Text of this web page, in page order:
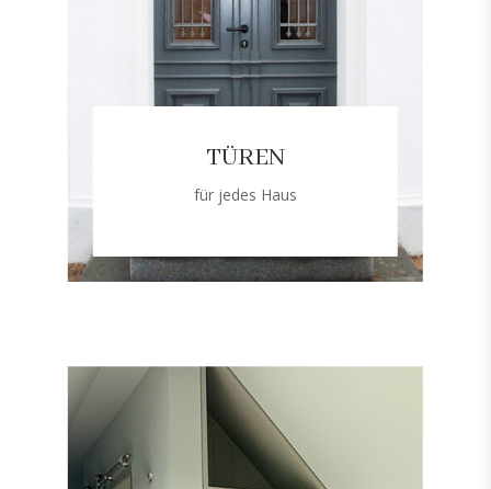
TÜREN
für jedes Haus